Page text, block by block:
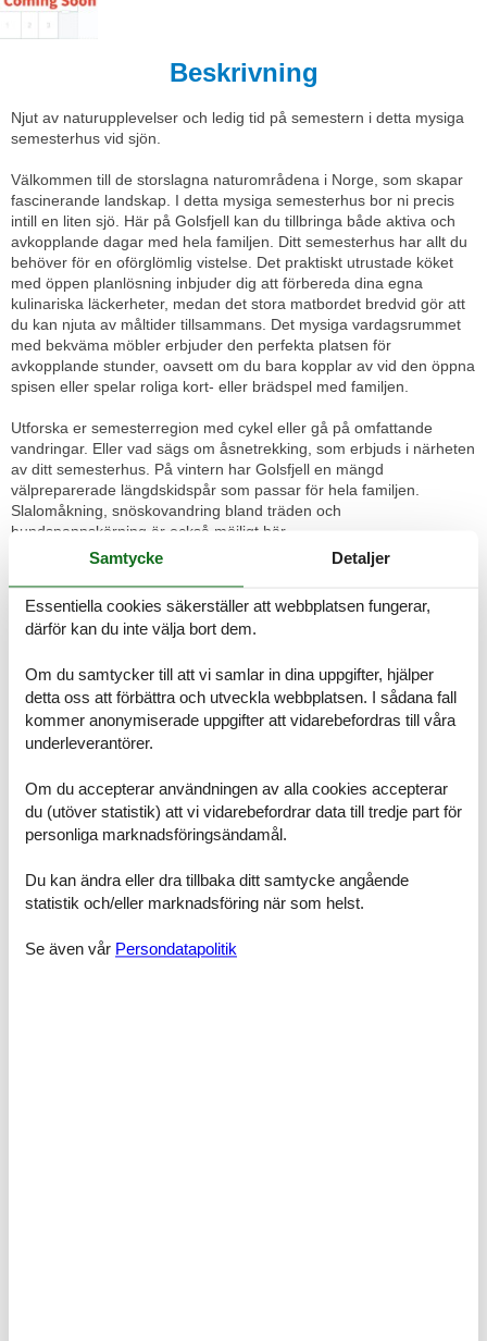
Beskrivning
Njut av naturupplevelser och ledig tid på semestern i detta mysiga
semesterhus vid sjön.
Välkommen till de storslagna naturområdena i Norge, som skapar
fascinerande landskap. I detta mysiga semesterhus bor ni precis
intill en liten sjö. Här på Golsfjell kan du tillbringa både aktiva och
avkopplande dagar med hela familjen. Ditt semesterhus har allt du
behöver för en oförglömlig vistelse. Det praktiskt utrustade köket
med öppen planlösning inbjuder dig att förbereda dina egna
kulinariska läckerheter, medan det stora matbordet bredvid gör att
du kan njuta av måltider tillsammans. Det mysiga vardagsrummet
med bekväma möbler erbjuder den perfekta platsen för
avkopplande stunder, oavsett om du bara kopplar av vid den öppna
spisen eller spelar roliga kort- eller brädspel med familjen.
Utforska er semesterregion med cykel eller gå på omfattande
vandringar. Eller vad sägs om åsnetrekking, som erbjuds i närheten
av ditt semesterhus. På vintern har Golsfjell en mängd
välpreparerade längdskidspår som passar för hela familjen.
Slalomåkning, snöskovandring bland träden och
hundspannskörning är också möjligt här.
Rumsindelning
Semesterboende
Sovrum, 2 personer
Våningssäng
Våningssäng
WC med varmt och kallt vatten, Dusch
Öppen terrass
Annex
Dubbelsäng
Faciliteter
Samtycke Detaljer
Essentiella cookies säkerställer att webbplatsen fungerar,
därför kan du inte välja bort dem.
Om du samtycker till att vi samlar in dina uppgifter, hjälper
detta oss att förbättra och utveckla webbplatsen. I sådana fall
kommer anonymiserade uppgifter att vidarebefordras till våra
underleverantörer.
Om du accepterar användningen av alla cookies accepterar
du (utöver statistik) att vi vidarebefordrar data till tredje part för
personliga marknadsföringsändamål.
Du kan ändra eller dra tillbaka ditt samtycke angående
statistik och/eller marknadsföring när som helst.
Se även vår Persondatapolitik